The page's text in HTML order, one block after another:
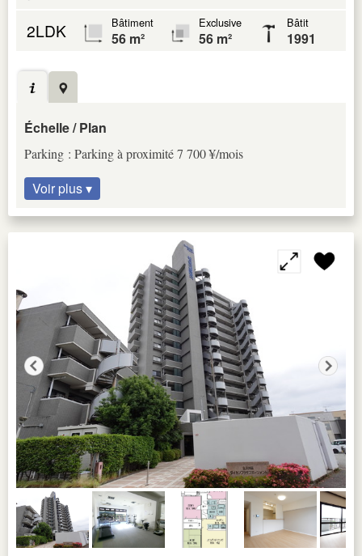
2LDK Bâtiment
56 m²
Exclusive
56 m²
Bâtit
1991
Échelle / Plan
Parking : Parking à proximité 7 700 ¥/mois
Voir plus ▾